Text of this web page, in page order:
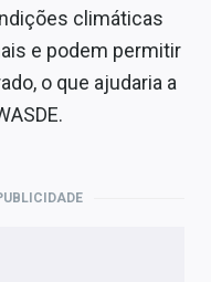
climáticas
e podem permitir
o que ajudaria a